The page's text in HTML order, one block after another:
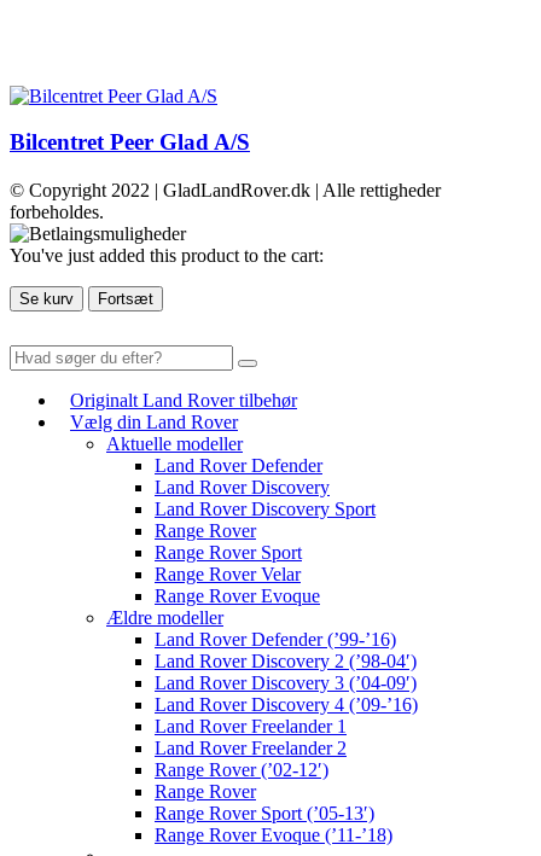
Bilcentret Peer Glad A/S
© Copyright 2022 | GladLandRover.dk | Alle rettigheder
forbeholdes.
You've just added this product to the cart:
Se kurv Fortsæt
Originalt Land Rover tilbehør
Vælg din Land Rover
Aktuelle modeller
Land Rover Defender
Land Rover Discovery
Land Rover Discovery Sport
Range Rover
Range Rover Sport
Range Rover Velar
Range Rover Evoque
Ældre modeller
Land Rover Defender (’99-’16)
Land Rover Discovery 2 (’98-04′)
Land Rover Discovery 3 (’04-09′)
Land Rover Discovery 4 (’09-’16)
Land Rover Freelander 1
Land Rover Freelander 2
Range Rover (’02-12′)
Range Rover
Range Rover Sport (’05-13′)
Range Rover Evoque (’11-’18)